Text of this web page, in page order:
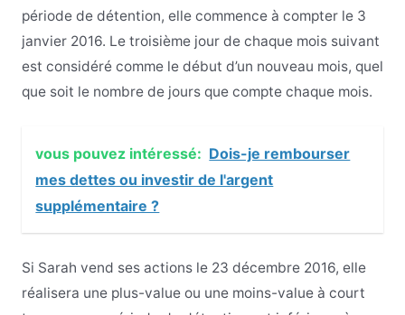
période de détention, elle commence à compter le 3
janvier 2016. Le troisième jour de chaque mois suivant
est considéré comme le début d’un nouveau mois, quel
que soit le nombre de jours que compte chaque mois.
vous pouvez intéressé: Dois-je rembourser
mes dettes ou investir de l'argent
supplémentaire ?
Si Sarah vend ses actions le 23 décembre 2016, elle
réalisera une plus-value ou une moins-value à court